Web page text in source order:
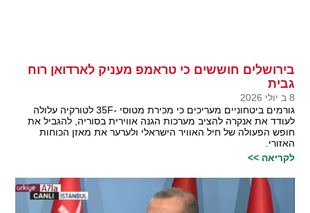
בירושלים חוששים כי טראמפ מעניק לארדואן רוח
גבית
8 ב יולי 2026
גורמים ביטחוניים מעריכים כי מכירת מטוסי -35F לטורקיה עלולה
לעודד את אנקרה להציב מערכות הגנה אווירית בסוריה, להגביל את
חופש הפעולה של חיל האוויר הישראלי ולערער את מאזן הכוחות
האזורי.
לקריאה >>